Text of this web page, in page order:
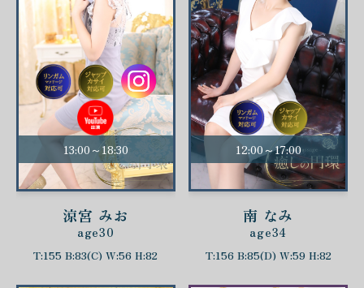
13:00～18:30
涼宮 みお
age30
T:155 B:83(C) W:56 H:82
12:00～17:00
南 なみ
age34
T:156 B:85(D) W:59 H:82